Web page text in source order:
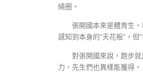
繞圈。
張開國本來是體育生
感知到本身的“天花板”，
對張開國來說，跑步
力，先生們也異樣能獲得。